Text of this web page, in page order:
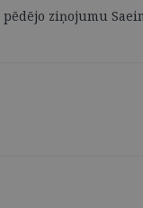
ziņojumu